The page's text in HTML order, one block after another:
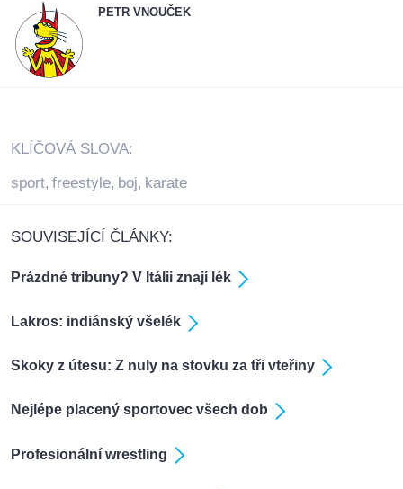
PETR VNOUČEK
KLÍČOVÁ SLOVA:
sport, freestyle, boj, karate
SOUVISEJÍCÍ ČLÁNKY:
Prázdné tribuny? V Itálii znají lék
Lakros: indiánský všelék
Skoky z útesu: Z nuly na stovku za tři vteřiny
Nejlépe placený sportovec všech dob
Profesionální wrestling